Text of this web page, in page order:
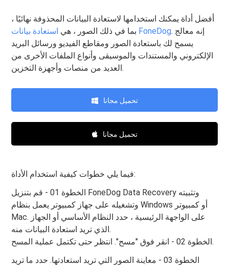
أفضل أداة يمكنك استخدامها لاستعادة البيانات المحذوفة نهائيًا ،
بما في ذلك الصور ، هي استعادة بيانات FoneDog. إنه معالج
يسمح لك باستعادة الصور ومقاطع الفيديو ورسائل البريد
الإلكتروني والمستندات والموسيقى وأنواع الملفات الأخرى من
العديد من منصات وأجهزة التخزين.
تحميل مجانا
تحميل مجانا
فيما يلي خطوات كيفية استخدام الأداة:
الخطوة 01 - قم بتنزيل FoneDog Data Recovery وتثبيته
وتشغيله على جهاز كمبيوتر يعمل بنظام Windows أو كمبيوتر
Mac. على الواجهة الرئيسية ، حدد النظام الأساسي أو الجهاز
الذي تريد استعادة البيانات منه.
الخطوة 02 - انقر فوق "مسح". انتظر حتى تكتمل عملية المسح.
الخطوة 03 - معاينة الصور التي تريد استعادتها. حدد ما تريد